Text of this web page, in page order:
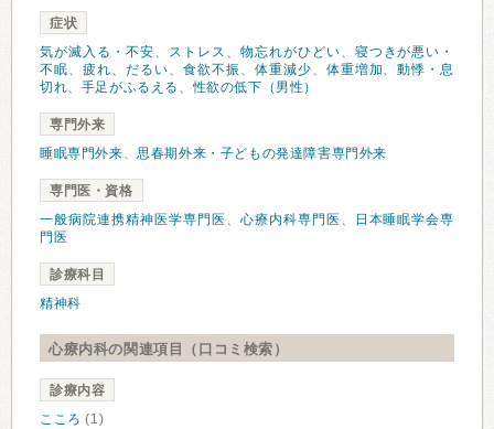
症状
気が滅入る・不安、 ストレス 、 物忘れがひどい、 寝つきが悪い・
不眠、 疲れ、 だるい、 食欲不振 、 体重減少、 体重増加、動悸・息
切れ、 手足がふるえる 、性欲の低下（男性）
専門外来
睡眠専門外来、思春期外来・子どもの発達障害専門外来
専門医・資格
一般病院連携精神医学専門医 、 心療内科専門医 、
日本睡眠学会専
門医
診療科目
精神科
心療内科の関連項目（口コミ検索）
診療内容
こころ (1)